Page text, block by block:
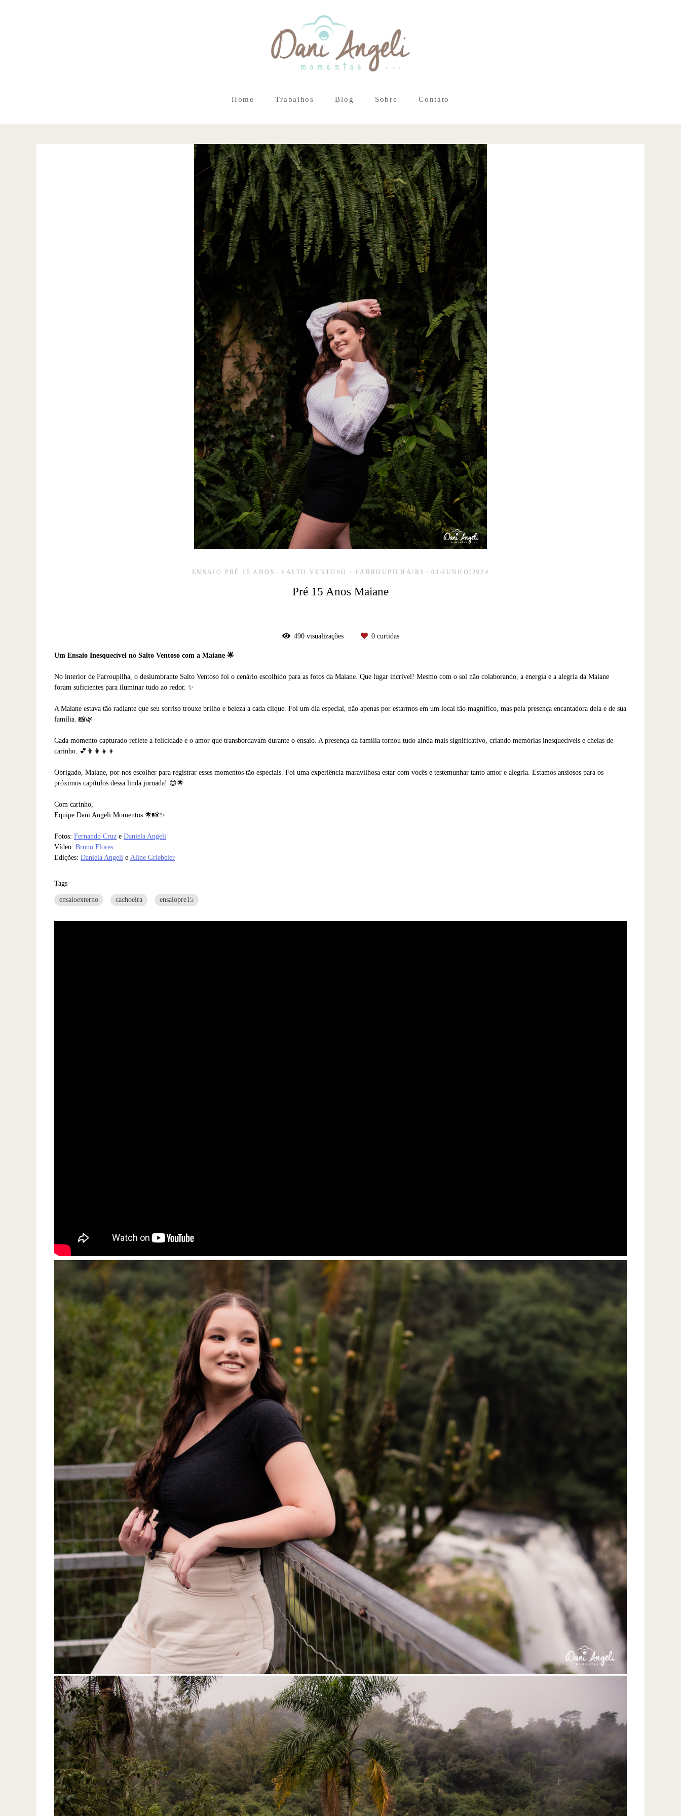
Home Trabalhos Blog Sobre Contato
ENSAIO PRÉ 15 ANOS SALTO VENTOSO - FARROUPILHA/RS 03/JUNHO/2024
Pré 15 Anos Maiane
490visualizações 0curtidas
Um Ensaio Inesquecível no Salto Ventoso com a Maiane 🌟
No interior de Farroupilha, o deslumbrante Salto Ventoso foi o cenário escolhido para as fotos da Maiane. Que lugar incrível! Mesmo com o sol não colaborando, a energia e a alegria da Maiane
foram suficientes para iluminar tudo ao redor. ✨
A Maiane estava tão radiante que seu sorriso trouxe brilho e beleza a cada clique. Foi um dia especial, não apenas por estarmos em um local tão magnífico, mas pela presença encantadora dela e de sua
família. 📸🌿
Cada momento capturado reflete a felicidade e o amor que transbordavam durante o ensaio. A presença da família tornou tudo ainda mais significativo, criando memórias inesquecíveis e cheias de
carinho. 💕👨‍👩‍👧‍👦
Obrigado, Maiane, por nos escolher para registrar esses momentos tão especiais. Foi uma experiência maravilhosa estar com vocês e testemunhar tanto amor e alegria. Estamos ansiosos para os
próximos capítulos dessa linda jornada! 😊🌟
Com carinho,
Equipe Dani Angeli Momentos 🌟📸✨
Fotos: Fernando Cruz e Daniela Angeli
Vídeo: Bruno Flores
Edições: Daniela Angeli e Aline Griebeler
Tags
ensaioexterno cachoeira ensaiopre15